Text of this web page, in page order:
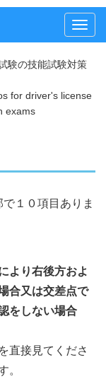
メ
ュ
験の技能試験対策
for driver's license
exams
１０項目ありま
より右後方およ
合又は交差点で
をしない場合
直接見てくださ
。